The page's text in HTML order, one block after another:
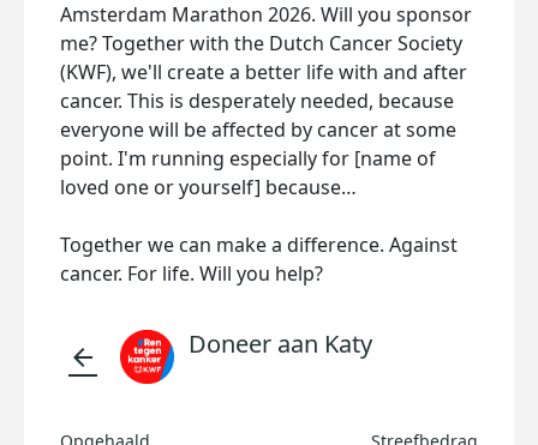
Amsterdam Marathon 2026. Will you sponsor
me? Together with the Dutch Cancer Society
(KWF), we'll create a better life with and after
cancer. This is desperately needed, because
everyone will be affected by cancer at some
point. I'm running especially for [name of
loved one or yourself] because…
Together we can make a difference. Against
cancer. For life. Will you help?
arrow_back Doneer aan Katy